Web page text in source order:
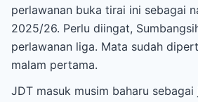
perlawanan buka tirai ini sebagai
2025/26. Perlu diingat,
perlawanan liga. Mata sudah
malam pertama.
JDT masuk musim baharu